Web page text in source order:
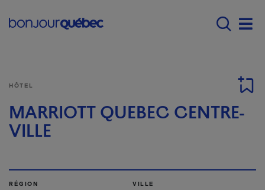
Main navigation -
HÔTEL
MARRIOTT QUEBEC CENTRE-
VILLE
RÉGION VILLE